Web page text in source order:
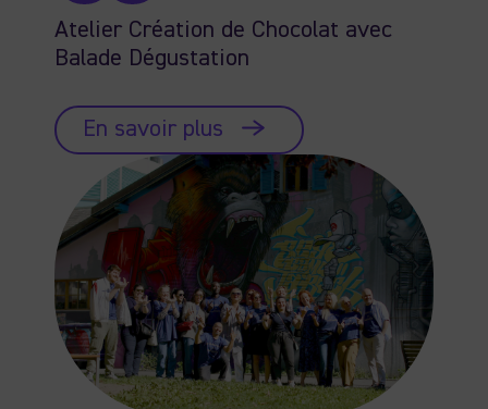
Atelier Création de Chocolat avec
Balade Dégustation
En savoir plus